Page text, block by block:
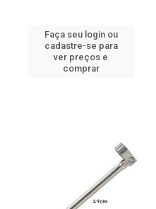
Faça seu login ou
cadastre-se para
ver preços e
comprar